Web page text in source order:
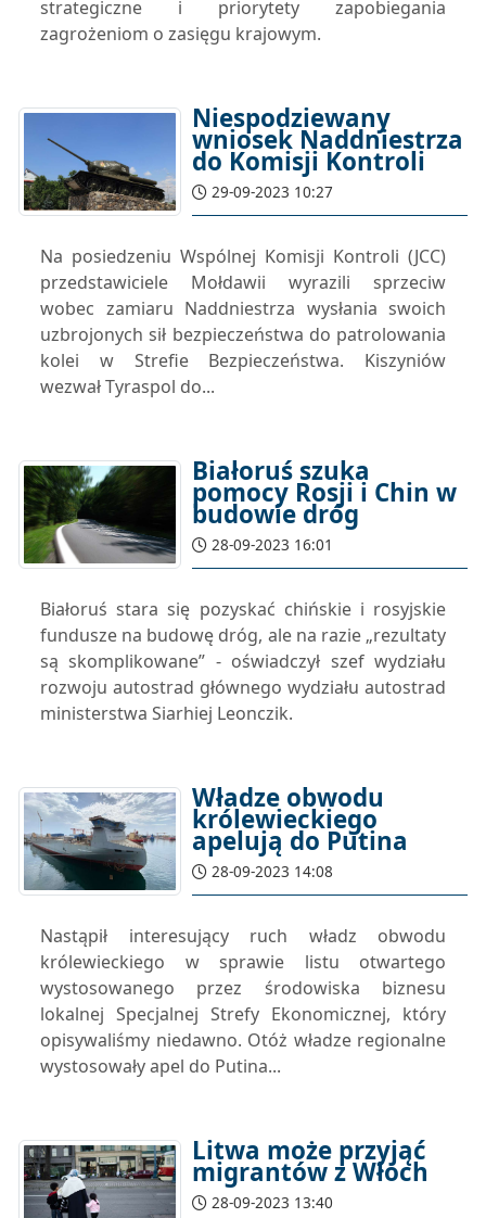
strategiczne i priorytety zapobiegania
zagrożeniom o zasięgu krajowym.
Niespodziewany
wniosek Naddniestrza
do Komisji Kontroli
29-09-2023 10:27
Na posiedzeniu Wspólnej Komisji Kontroli (JCC)
przedstawiciele Mołdawii wyrazili sprzeciw
wobec zamiaru Naddniestrza wysłania swoich
uzbrojonych sił bezpieczeństwa do patrolowania
kolei w Strefie Bezpieczeństwa. Kiszyniów
wezwał Tyraspol do...
Białoruś szuka
pomocy Rosji i Chin w
budowie dróg
28-09-2023 16:01
Białoruś stara się pozyskać chińskie i rosyjskie
fundusze na budowę dróg, ale na razie „rezultaty
są skomplikowane” - oświadczył szef wydziału
rozwoju autostrad głównego wydziału autostrad
ministerstwa Siarhiej Leonczik.
Władze obwodu
królewieckiego
apelują do Putina
28-09-2023 14:08
Nastąpił interesujący ruch władz obwodu
królewieckiego w sprawie listu otwartego
wystosowanego przez środowiska biznesu
lokalnej Specjalnej Strefy Ekonomicznej, który
opisywaliśmy niedawno. Otóż władze regionalne
wystosowały apel do Putina...
Litwa może przyjąć
migrantów z Włoch
28-09-2023 13:40